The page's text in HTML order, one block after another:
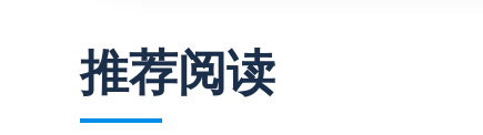
推荐阅读